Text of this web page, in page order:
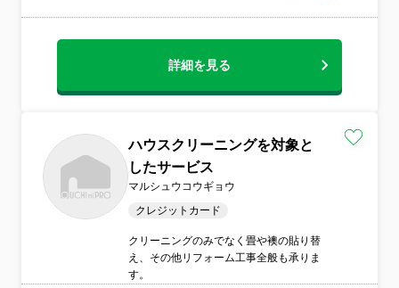
詳細を見る
ハウスクリーニングを対象と
したサービス
マルシュウコウギョウ
クレジットカード
クリーニングのみでなく畳や襖の貼り替
え、その他リフォーム工事全般も承りま
す。